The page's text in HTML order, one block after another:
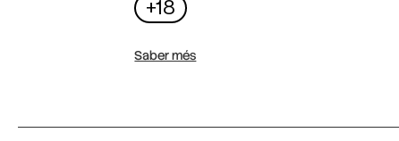
+18
Saber més